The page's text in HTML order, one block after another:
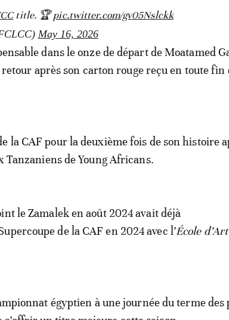
title. 🏆pic.twitter.com/gv05Nslckk
May 16, 2026
dans le onze de départ de Moatamed
après son carton rouge reçu en toute fin
la CAF pour la deuxième fois de son histoire
Tanzaniens de Young Africans.
le Zamalek en août 2024 avait déjà
de la CAF en 2024 avec l’École
égyptien à une journée du terme des